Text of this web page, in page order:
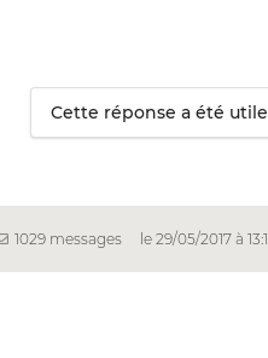
Cette réponse a été utile
1029 messages le 29/05/2017 à